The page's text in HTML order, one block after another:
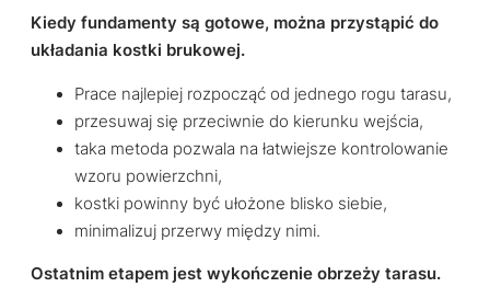
Kiedy fundamenty są gotowe, można przystąpić do
układania kostki brukowej.
Prace najlepiej rozpocząć od jednego rogu tarasu,
przesuwaj się przeciwnie do kierunku wejścia,
taka metoda pozwala na łatwiejsze kontrolowanie
wzoru powierzchni,
kostki powinny być ułożone blisko siebie,
minimalizuj przerwy między nimi.
Ostatnim etapem jest wykończenie obrzeży tarasu.